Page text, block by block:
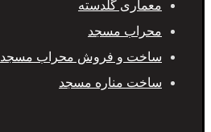
معماری گلدسته
محراب مسجد
ساخت و فروش محراب مسجد
ساخت مناره مسجد